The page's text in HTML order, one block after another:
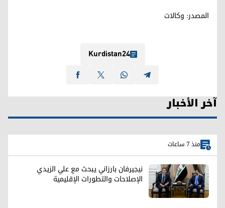
المصدر: وکالات
Kurdistan24
آخر الأخبار
منذ 7 ساعات
نيجيرفان بارزاني يبحث مع علي الزيدي
الإصلاحات والتطورات الإقليمية